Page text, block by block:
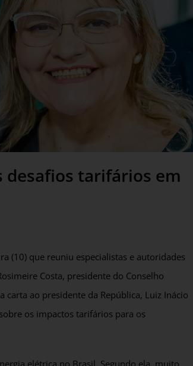
desafios tarifários em
(10) que reuniu especialistas e autoridades
Costa, presidente do Conselho
carta ao presidente da República, Luiz Inácio
os impactos tarifários para os